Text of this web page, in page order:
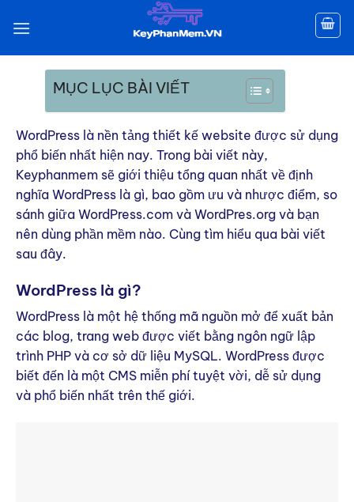
CD TRUNG TÂM THÚY NGA
năng nổi bật của WordPress
MỤC LỤC BÀI VIẾT
WordPress là nền tảng thiết kế website được sử dụng
phổ biến nhất hiện nay. Trong bài viết này,
Keyphanmem sẽ giới thiệu tổng quan nhất về định
nghĩa WordPress là gì, bao gồm ưu và nhược điểm, so
sánh giữa WordPress.com và WordPres.org và bạn
nên dùng phần mềm nào. Cùng tìm hiểu qua bài viết
sau đây.
WordPress là gì?
WordPress là một hệ thống mã nguồn mở để xuất bản
các blog, trang web được viết bằng ngôn ngữ lập
trình PHP và cơ sở dữ liệu MySQL. WordPress được
biết đến là một CMS miễn phí tuyệt vời, dễ sử dụng
và phổ biến nhất trên thế giới.